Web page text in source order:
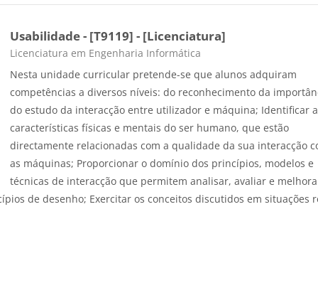
Usabilidade - [T9119] - [Licenciatura]
Course category
Licenciatura em Engenharia Informática
Nesta unidade curricular pretende-se que alunos adquiram
competências a diversos níveis: do reconhecimento da
do estudo da interacção entre utilizador e máquina; Identificar
características físicas e mentais do ser humano, que estão
directamente relacionadas com a qualidade da sua interacção
as máquinas; Proporcionar o domínio dos princípios, modelos e
técnicas de interacção que permitem analisar, avaliar e
de desenho; Exercitar os conceitos discutidos em situações